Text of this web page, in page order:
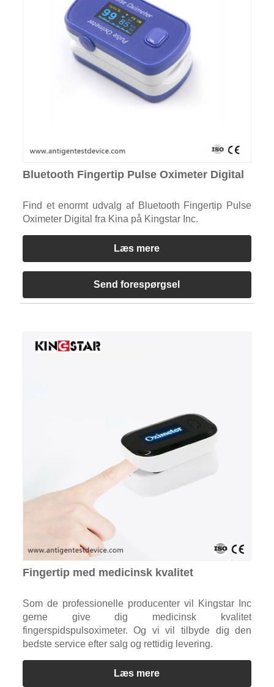
Bluetooth Fingertip Pulse Oximeter Digital
Find et enormt udvalg af Bluetooth Fingertip Pulse
Oximeter Digital fra Kina på Kingstar Inc.
Læs mere
Send forespørgsel
Fingertip med medicinsk kvalitet
Som de professionelle producenter vil Kingstar Inc
gerne give dig medicinsk kvalitet
fingerspidspulsoximeter. Og vi vil tilbyde dig den
bedste service efter salg og rettidig levering.
Læs mere